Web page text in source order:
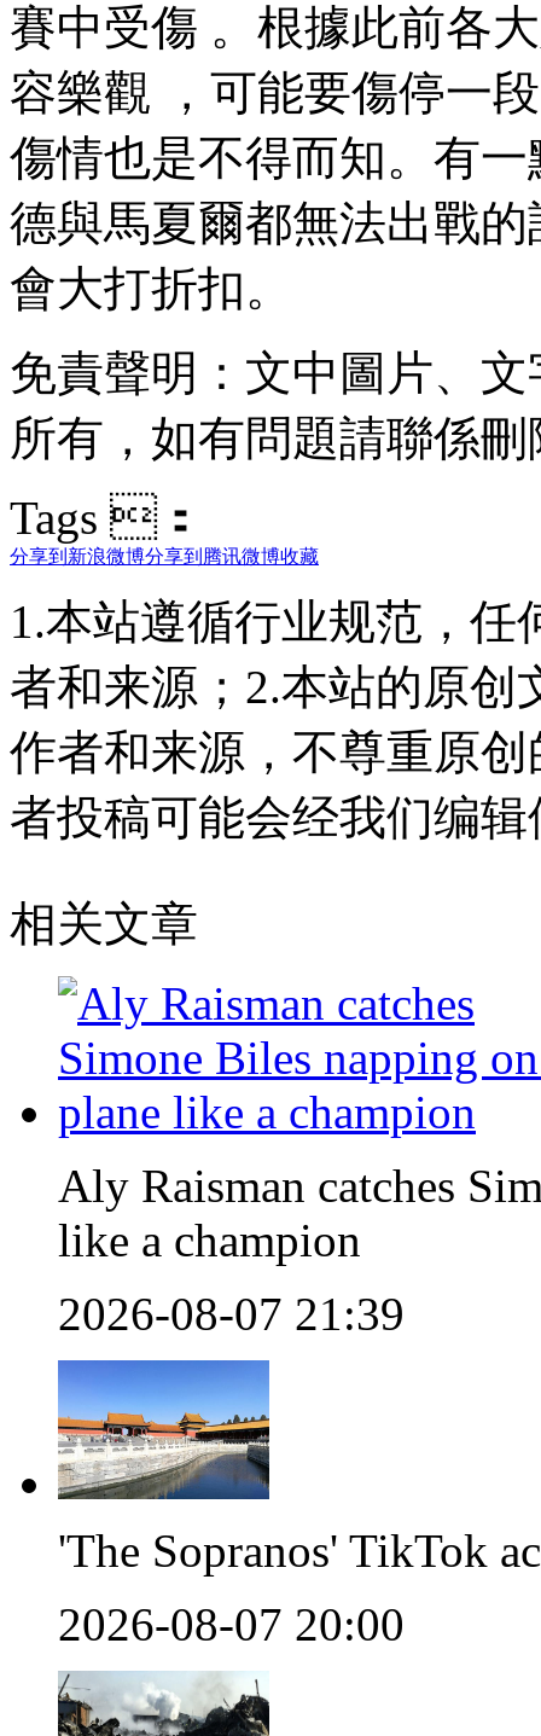
賽中受傷 。根據此前各
容樂觀 ，可能要傷停一
傷情也是不得而知。有
德與馬夏爾都無法出戰的
會大打折扣。
免責聲明：文中圖片 
所有 ，如有問題請聯係刪除
Tags ：
分享到新浪微博分享到腾讯微博收藏
1.本站遵循行业规范，
者和来源；2.本站的原
作者和来源，不尊重原
者投稿可能会经我们编
相关文章
Aly Raisman catches
like a champion
2026-08-07 21:39
'The Sopranos' TikTok
2026-08-07 20:00